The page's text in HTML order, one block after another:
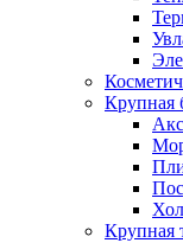
Крупная
Крупная